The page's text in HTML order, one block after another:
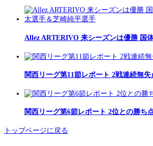
Allez ARTERIVO 来シーズンは優勝 国
関西リーグ第11節レポート 2戦連続無
関西リーグ第6節レポート 2位との勝ち
トップページに戻る